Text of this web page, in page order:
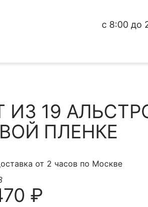
КОНТАКТЫ
с 8:00 до
ИЗ 19
ПЛЕНКЕ
от 2 часов по Москве
₽